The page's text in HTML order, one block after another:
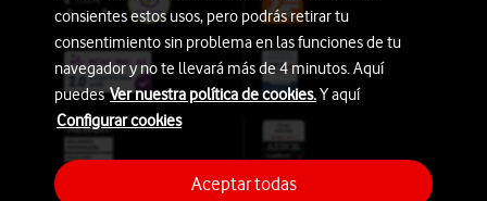
consientes estos usos, pero podrás retirar tu
consentimiento sin problema en las funciones de tu
navegador y no te llevará más de 4 minutos. Aquí
puedesVer nuestra política de cookies.Y aquí
Configurar cookies
Aceptar todas